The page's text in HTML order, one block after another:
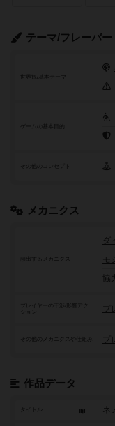
テーマ/フレーバー
世界観/基本テーマ
ゲームの基本目的
その他のコンセプト
メカニクス
頻出するメカニクス
ダ
モ
協
プレイヤーの干渉/影響アク
その他のメカニクスや仕組み
作品データ
タイトル ネ